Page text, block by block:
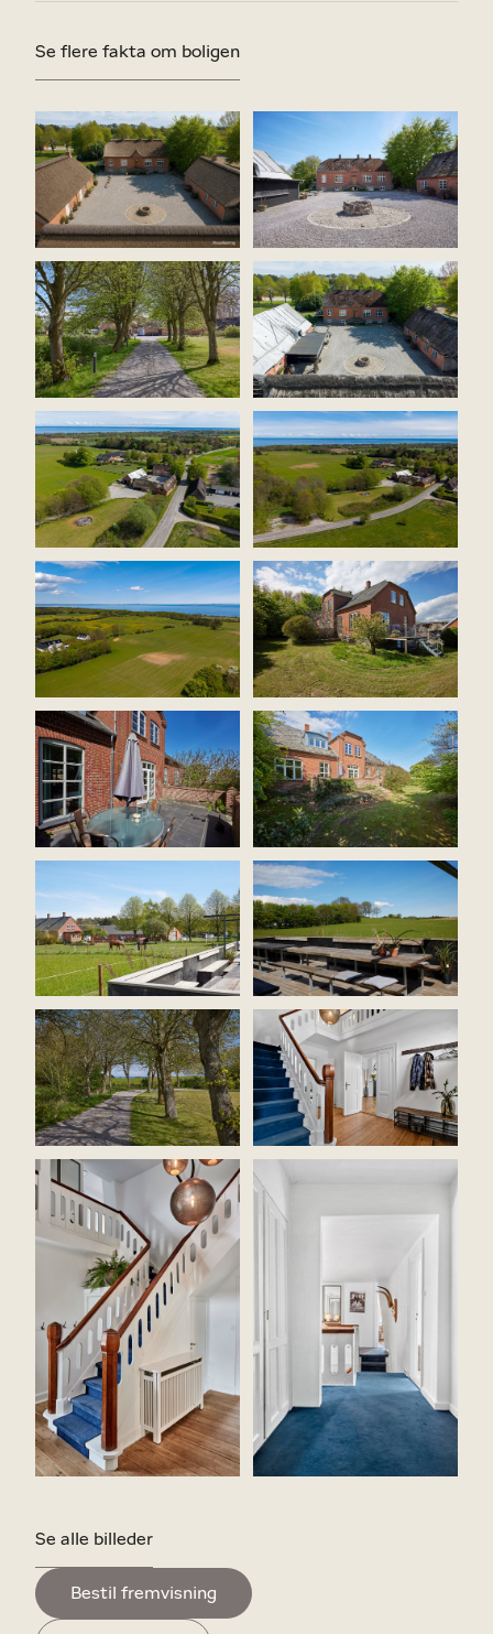
landskabet.
moderne, grebsfri skabsvæg, to store værelser i
hver sin gavl – det østvendte med storslået udsigt
over bugten – samt nyt rummeligt badeværelse fra
2022 og et ekstra gæsteværelse.
Kælderen er indrettet med industrikøkken til
gårdbutik, vaskerum, fyrrum og flere disponible rum
– alle med fuld lofthøjde og mange
anvendelsesmuligheder.
Ejendommen omfatter desuden tre længer med
betydeligt potentiale. Oprindeligt var ejendommen
prissat til kr. 12.000.000,-, hvor sælger skulle
etablere nyt tag på længerne. Da ønsker og
anvendelse varierer fra køber til køber, er prisen
reduceret med kr. 2.000.000,-, således at køber
selv kan disponere og bekoste renovering herunder
nyt tag. Den ene længe fungerer i dag som moderne
vinbar/selskabslokale/gårdbutik, og der foreligger
tegningsforslag til ombygning til ferielejligheder
eller anden udlejning.
”Volleshave” er ganske enkelt noget særligt – en
bolig med sjæl, karakter og historie i naturskønne
omgivelser tæt på by, strand og skov. Her får du det,
mange drømmer om – og som kun få får lov at eje.
Se flere fakta om boligen
Se alle billeder
Bestil fremvisning